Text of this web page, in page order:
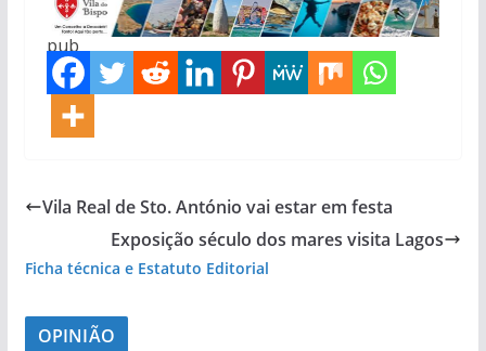
pub
pub
pub
Vila Real de Sto. António vai estar em festa
Exposição século dos mares visita Lagos
Ficha técnica e Estatuto Editorial
OPINIÃO